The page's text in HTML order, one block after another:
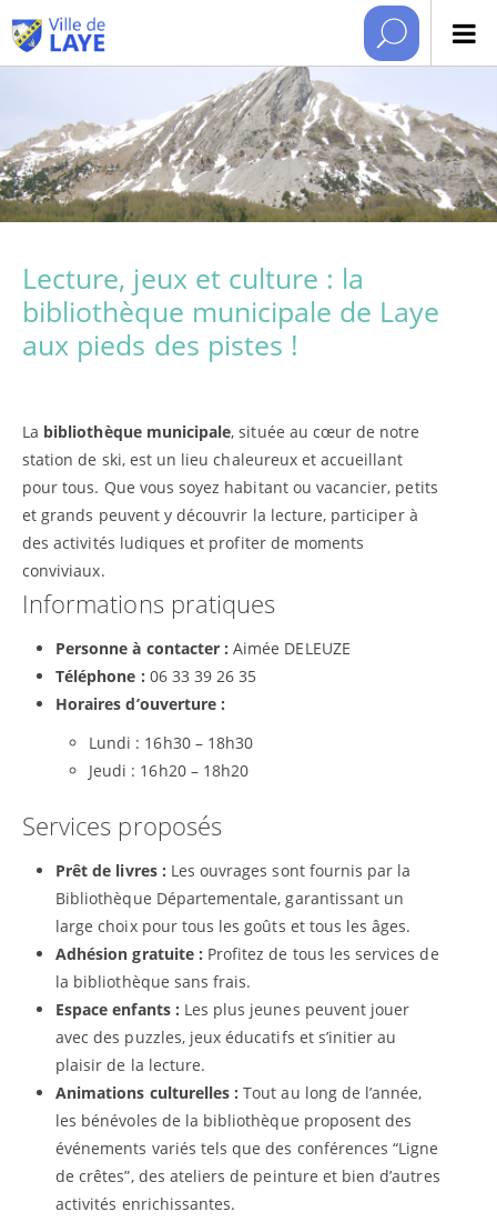
Lecture, jeux et culture : la
bibliothèque municipale de Laye
aux pieds des pistes !
La bibliothèque municipale, située au cœur de notre
station de ski, est un lieu chaleureux et accueillant
pour tous. Que vous soyez habitant ou vacancier, petits
et grands peuvent y découvrir la lecture, participer à
des activités ludiques et profiter de moments
conviviaux.
Informations pratiques
Personne à contacter : Aimée DELEUZE
Téléphone : 06 33 39 26 35
Horaires d’ouverture :
Lundi : 16h30 – 18h30
Jeudi : 16h20 – 18h20
Services proposés
Prêt de livres : Les ouvrages sont fournis par la
Bibliothèque Départementale, garantissant un
large choix pour tous les goûts et tous les âges.
Adhésion gratuite : Profitez de tous les services de
la bibliothèque sans frais.
Espace enfants : Les plus jeunes peuvent jouer
avec des puzzles, jeux éducatifs et s’initier au
plaisir de la lecture.
Animations culturelles : Tout au long de l’année,
les bénévoles de la bibliothèque proposent des
événements variés tels que des conférences “Ligne
de crêtes”, des ateliers de peinture et bien d’autres
activités enrichissantes.